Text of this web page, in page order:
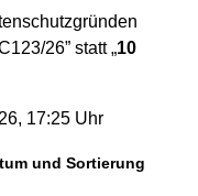
26” statt „10
17:25 Uhr
und Sortierung